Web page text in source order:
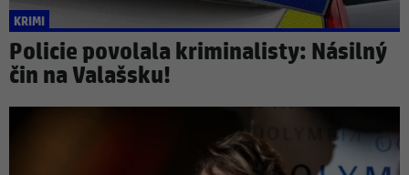
KRIMI
Policie povolala kriminalisty: Násilný
čin na Valašsku!